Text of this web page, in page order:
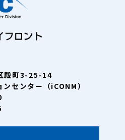
殿町3-25-14
センター（iCONM）